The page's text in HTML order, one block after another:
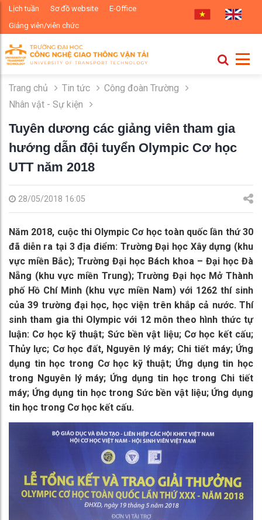
Lịch tuần Sơ đồ website
E-Office
Giảng viên/viên chức
Trang chủ Tin tức
Công đoàn Trường
Nhân vật - Sự kiện
Tuyên dương các giảng viên tham gia
hướng dẫn đội tuyển Olympic Cơ học
UTT năm 2018
28/05/2018 16:05
Năm 2018, cuộc thi Olympic Cơ học toàn quốc lần thứ 30
đã diễn ra tại 3 địa điểm: Trường Đại học Xây dựng (khu
vực miền Bắc); Trường Đại học Bách khoa – Đại học Đà
Nẵng (khu vực miền Trung); Trường Đại học Mở Thành
phố Hồ Chí Minh (khu vực miền Nam) với 1262 thí sinh
của 39 trường đại học, học viện trên khắp cả nước. Thí
sinh tham gia thi Olympic với 12 môn theo hình thức tự
luận: Cơ học kỹ thuật; Sức bền vật liệu; Cơ học kết cấu;
Thủy lực; Cơ học đất, Nguyên lý máy; Chi tiết máy; Ứng
dụng tin học trong Cơ học kỹ thuật; Ứng dụng tin học
trong Nguyên lý máy; Ứng dụng tin học trong Chi tiết
máy; Ứng dụng tin học trong Sức bền vật liệu; Ứng dụng
tin học trong Cơ học kết cấu.​